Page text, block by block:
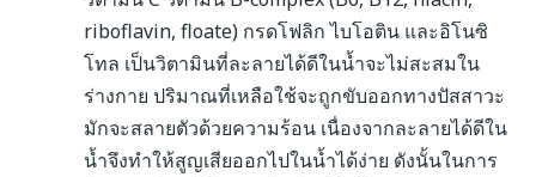
riboflavin, floate) กรดโฟลิก ไบโอติน และอิโนซิ
โทล เป็นวิตามินที่ละลายได้ดีในน้ำจะไม่สะสมใน
ร่างกาย ปริมาณที่เหลือใช้จะถูกขับออกทางปัสสาวะ
มักจะสลายตัวด้วยความร้อน เนื่องจากละลายได้ดีใน
น้ำจึงทำให้สูญเสียออกไปในน้ำได้ง่าย ดังนั้นในการ